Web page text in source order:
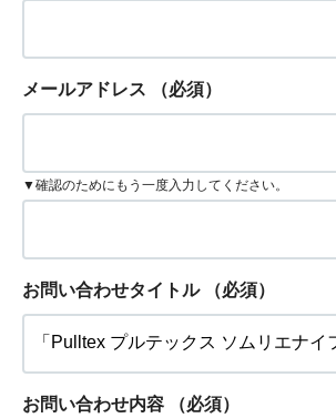
メールアドレス （必須）
▼確認のためにもう一度入力してください。
お問い合わせタイトル （必須）
お問い合わせ内容 （必須）